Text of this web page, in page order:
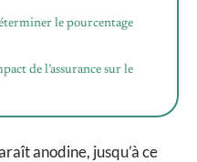
le pourcentage
de l’assurance sur le
anodine, jusqu’à ce